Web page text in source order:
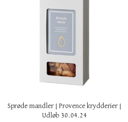
Sprøde mandler | Provence krydderier |
Udløb 30.04.24